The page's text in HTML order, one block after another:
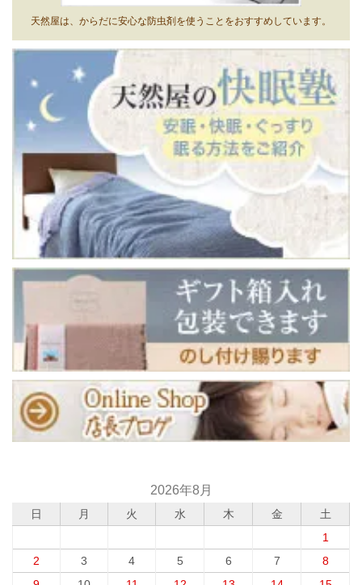
天然屋は、からだに安心な防虫剤を使うことをおすすめしています。
2026年8月
日 月 火 水 木 金
土
1
2
3 4 5 6 7
8